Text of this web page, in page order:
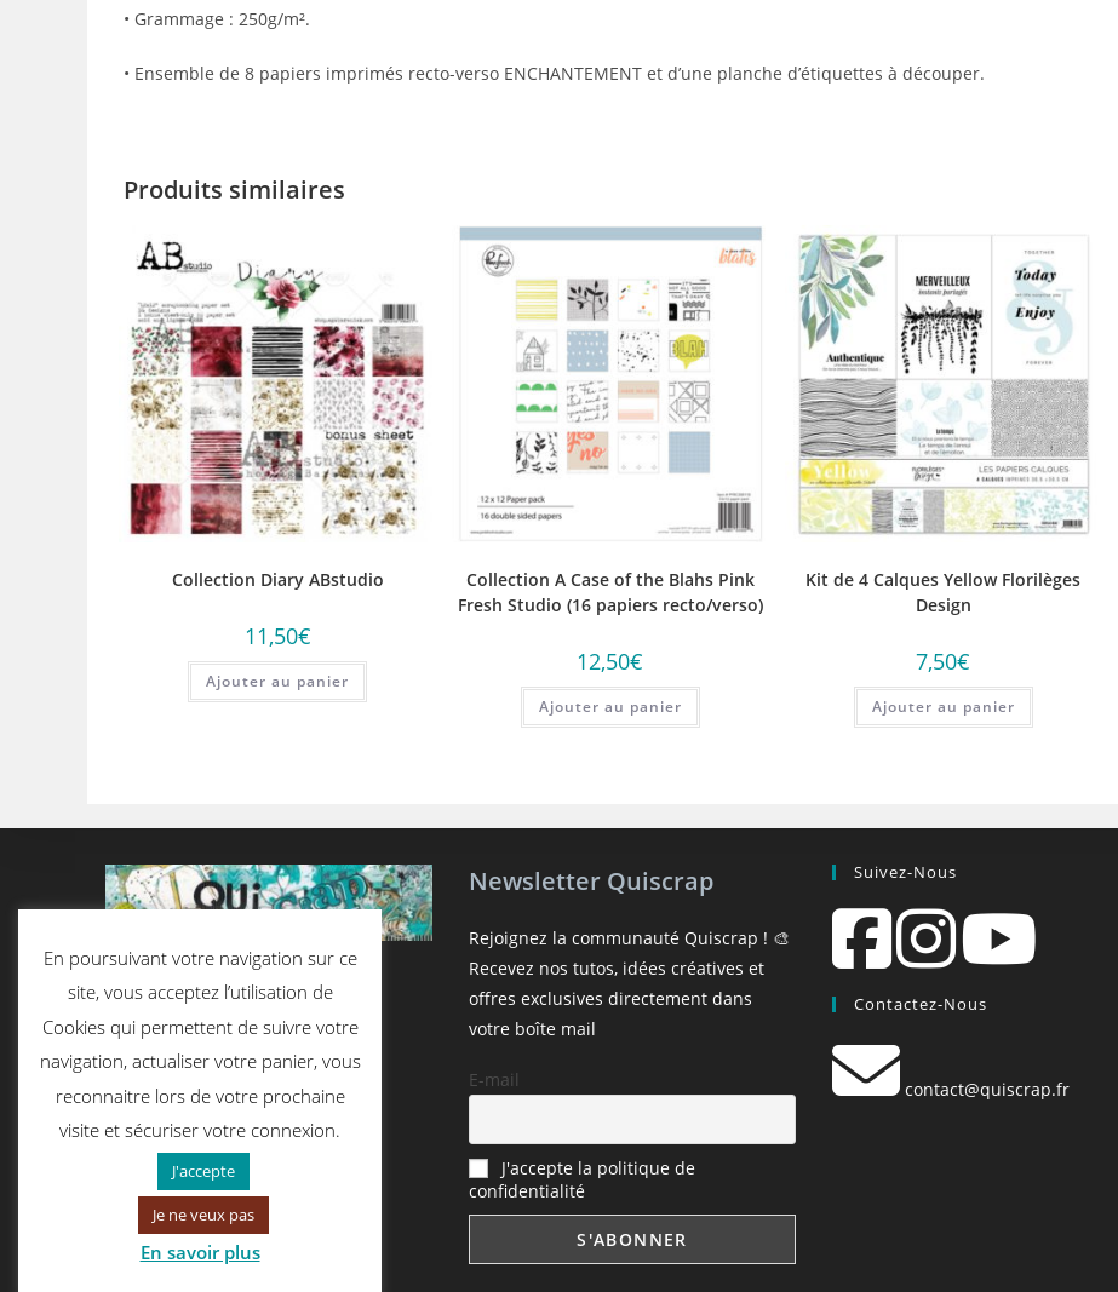
• Grammage : 250g/m².
• Ensemble de 8 papiers imprimés recto-verso ENCHANTEMENT et d’une planche d’étiquettes à découper.
Produits similaires
Collection Diary ABstudio
11,50€
Ajouter au panier
Collection A Case of the Blahs Pink
Fresh Studio (16 papiers recto/verso)
12,50€
Ajouter au panier
Kit de 4 Calques Yellow Florilèges
Design
7,50€
Ajouter au panier
Newsletter Quiscrap
Rejoignez la communauté Quiscrap ! 🎨
Recevez nos tutos, idées créatives et
offres exclusives directement dans
votre boîte mail
E-mail
J'accepte la politique de
confidentialité
Suivez-Nous
Contactez-Nous
contact@quiscrap.fr
En poursuivant votre navigation sur ce
site, vous acceptez l’utilisation de
Cookies qui permettent de suivre votre
navigation, actualiser votre panier, vous
reconnaitre lors de votre prochaine
visite et sécuriser votre connexion.
J'accepte
Je ne veux pas
En savoir plus